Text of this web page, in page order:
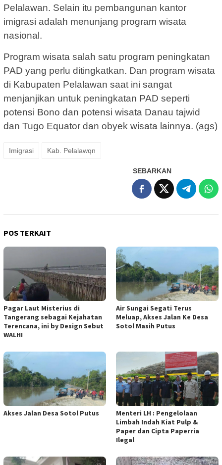
Pelalawan. Selain itu pembangunan kantor
imigrasi adalah menunjang program wisata
nasional.
Program wisata salah satu program peningkatan
PAD yang perlu ditingkatkan. Dan program wisata
di Kabupaten Pelalawan saat ini sangat
menjanjikan untuk peningkatan PAD seperti
potensi Bono dan potensi wisata Danau tajwid
dan Tugo Equator dan obyek wisata lainnya. (ags)
Imigrasi Kab. Pelalawqn
SEBARKAN
POS TERKAIT
Pagar Laut Misterius di
Tangerang sebagai Kejahatan
Terencana, ini by Design Sebut
WALHI
Air Sungai Segati Terus
Meluap, Akses Jalan Ke Desa
Sotol Masih Putus
Akses Jalan Desa Sotol Putus
Menteri LH : Pengelolaan
Limbah Indah Kiat Pulp &
Paper dan Cipta Paperria
Ilegal